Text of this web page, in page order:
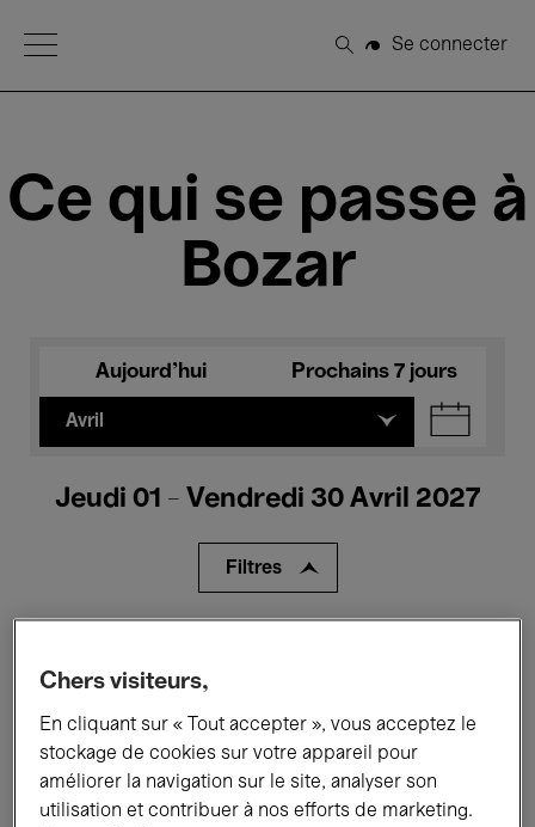
Open Menu
Rechercher
Se connecter
Ce qui se passe à
Bozar
Aujourd'hui Prochains 7 jours
Avril
Jeudi 01 - Vendredi 30 Avril 2027
Filtres
Rencontres & Débats Jazz
Musique classique Global Music
Chers visiteurs,
En cliquant sur « Tout accepter », vous acceptez le
stockage de cookies sur votre appareil pour
améliorer la navigation sur le site, analyser son
utilisation et contribuer à nos efforts de marketing.